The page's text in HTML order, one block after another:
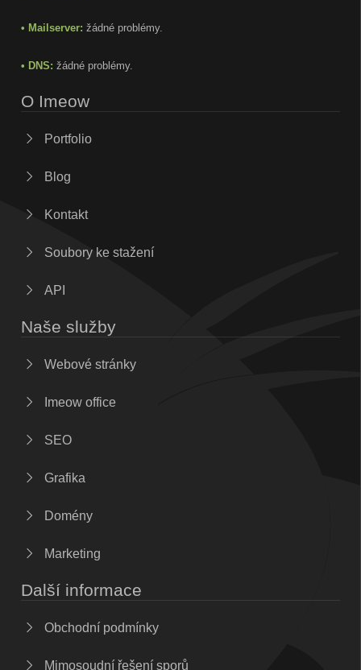
• Mailserver: žádné problémy.
• DNS: žádné problémy.
O Imeow
Portfolio
Blog
Kontakt
Soubory ke stažení
API
Naše služby
Webové stránky
Imeow office
SEO
Grafika
Domény
Marketing
Další informace
Obchodní podmínky
Mimosoudní řešení sporů